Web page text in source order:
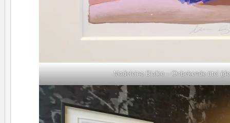
Madeleine Bialke – Onbekende titel